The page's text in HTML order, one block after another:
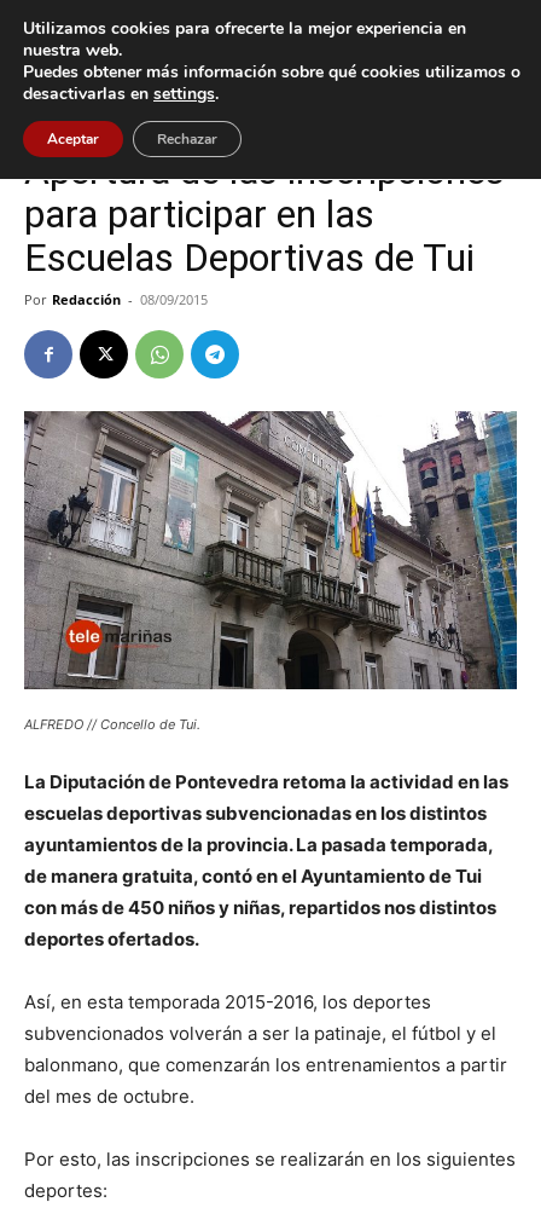
Inicio Tui
Tui
Apertura de las inscripciones
para participar en las
Escuelas Deportivas de Tui
Por Redacción - 08/09/2015
ALFREDO // Concello de Tui.
La Diputación de Pontevedra retoma la actividad en las
escuelas deportivas subvencionadas en los distintos
ayuntamientos de la provincia. La pasada temporada,
de manera gratuita, contó en el Ayuntamiento de Tui
con más de 450 niños y niñas, repartidos nos distintos
deportes ofertados.
Así, en esta temporada 2015-2016, los deportes
subvencionados volverán a ser la patinaje, el fútbol y el
balonmano, que comenzarán los entrenamientos a partir
del mes de octubre.
Por esto, las inscripciones se realizarán en los siguientes
deportes:
Utilizamos cookies para ofrecerte la mejor experiencia en
nuestra web.
Puedes obtener más información sobre qué cookies utilizamos o
desactivarlas en settings.
Aceptar Rechazar